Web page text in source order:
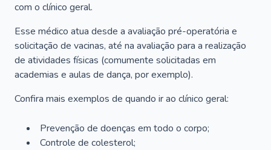
com o clínico geral.
Esse médico atua desde a avaliação pré-operatória e
solicitação de vacinas, até na avaliação para a realização
de atividades físicas (comumente solicitadas em
academias e aulas de dança, por exemplo).
Confira mais exemplos de quando ir ao clínico geral:
Prevenção de doenças em todo o corpo;
Controle de colesterol;